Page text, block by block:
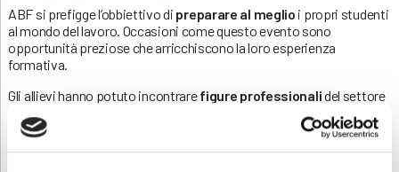
ABF si prefigge l’obbiettivo di preparare al meglio i propri studenti
al mondo del lavoro. Occasioni come questo evento sono
opportunità preziose che arricchiscono la loro esperienza
formativa.
Gli allievi hanno potuto incontrarefigure professionalidel settore
e ascoltarne testimonianze e consigli, e conoscere corsi formativi
qualificati oltre il diploma in grado di accrescerne il profilo